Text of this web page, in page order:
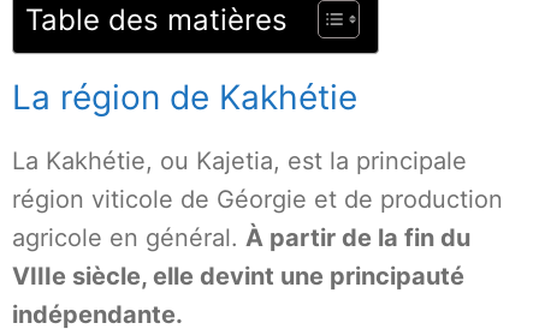
Table des matières
La région de Kakhétie
La Kakhétie, ou Kajetia, est la principale
région viticole de Géorgie et de production
agricole en général. À partir de la fin du
VIIIe siècle, elle devint une principauté
indépendante.